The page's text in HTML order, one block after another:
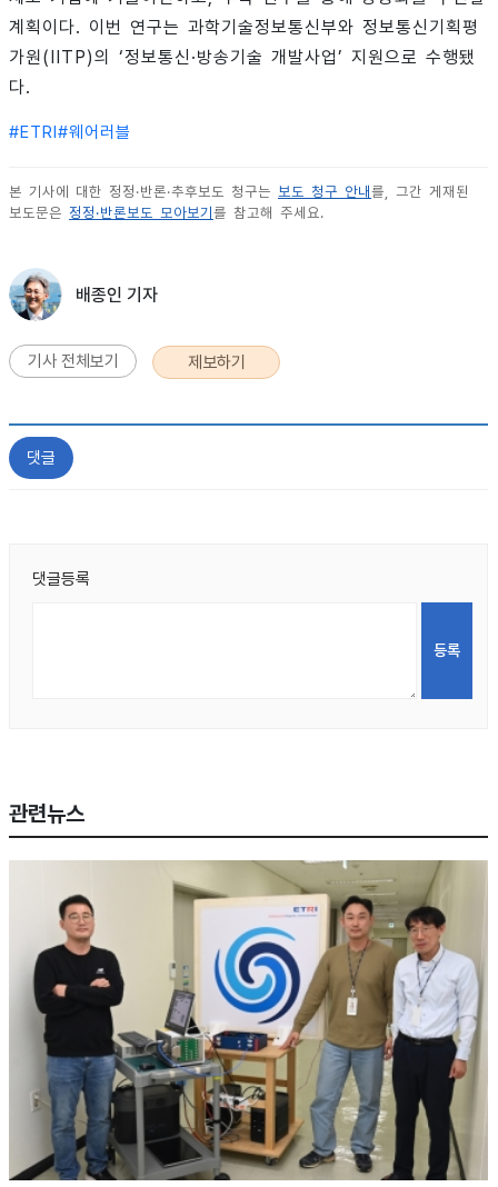
계획이다. 이번 연구는 과학기술정보통신부와 정보통신기획평
가원(IITP)의 ‘정보통신·방송기술 개발사업’ 지원으로 수행됐
다.
#ETRI #웨어러블
본 기사에 대한 정정·반론·추후보도 청구는 보도 청구 안내 를, 그간 게재된
보도문은 정정·반론보도 모아보기 를 참고해 주세요.
배종인 기자
기사 전체보기 제보하기
댓글
댓글등록
관련뉴스